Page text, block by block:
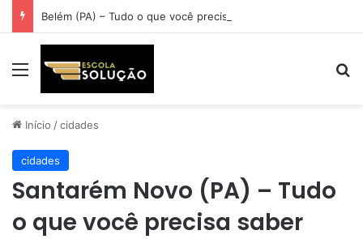
Belém (PA) – Tudo o que você precisa saber
Menu
Início /cidades
cidades
Santarém Novo (PA) – Tudo
o que você precisa saber